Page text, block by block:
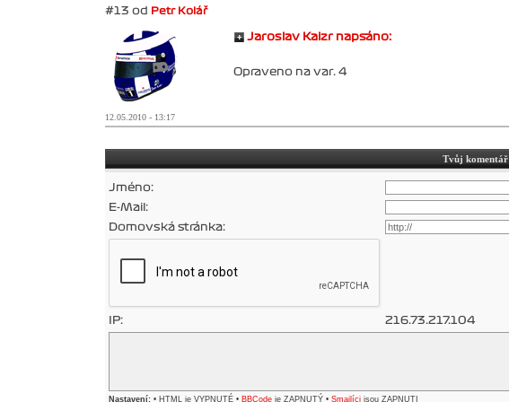
#13 od Petr Kolář
Jaroslav Kaizr napsáno:
Opraveno na var. 4
12.05.2010 - 13:17
Tvůj komentář
Jméno:
E-Mail:
Domovská stránka:
IP: 216.73.217.104
Nastavení: • HTML je VYPNUTÉ • BBCode je ZAPNUTÝ • Smajlíci jsou ZAPNUTI